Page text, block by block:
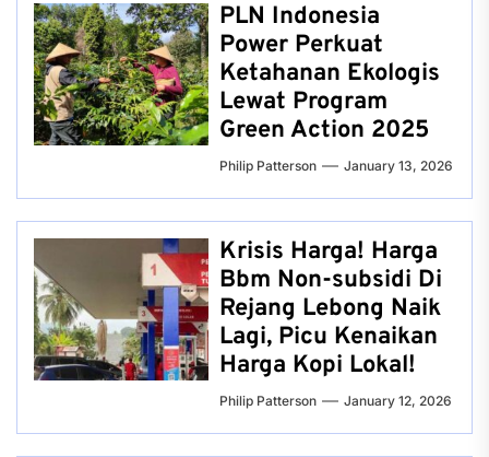
PLN Indonesia
Power Perkuat
Ketahanan Ekologis
Lewat Program
Green Action 2025
Philip Patterson January 13, 2026
Krisis Harga! Harga
Bbm Non-subsidi Di
Rejang Lebong Naik
Lagi, Picu Kenaikan
Harga Kopi Lokal!
Philip Patterson January 12, 2026